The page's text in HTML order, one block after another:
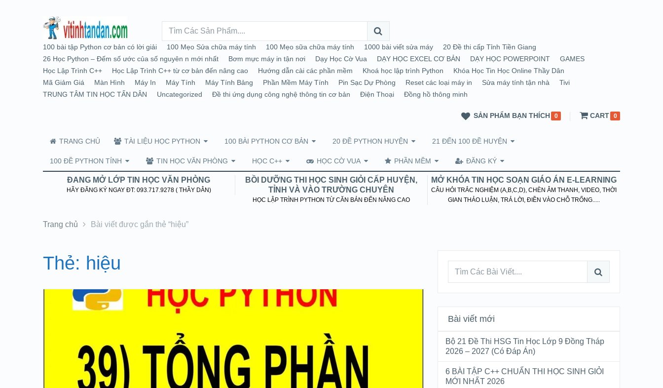
100 bài tập Python cơ bản có lời giải 100 Mẹo Sửa chữa máy tính 100 Mẹo sữa chữa máy tính 1000 bài viết sửa máy
20 Đề thi cấp Tỉnh Tiền Giang
26 Học Python – Đếm số ước của số nguyên n mới nhất
Bơm mực máy in tận nơi Dạy Học Cờ Vua DẠY HỌC EXCEL CƠ BẢN DẠY HỌC POWERPOINT
GAMES
Học Lập Trình C++
Học Lập Trình C++ từ cơ bản đến nâng cao Hướng dẫn cài các phần mềm Khoá học lập trình Python
Khóa Học Tin Học Online Thầy Dân
Mã Giảm Giá
Màn Hình Máy In Máy Tính Máy Tính Bảng Phần Mềm Máy Tính Pin Sạc Dự Phòng Reset các loại máy in Sửa máy tính tận nhà
Tivi
TRUNG TÂM TIN HỌC TẤN DÂN
Uncategorized Đề thi ứng dụng công nghệ thông tin cơ bản Điện Thoại Đồng hồ thông minh
SẢN PHẨM BẠN THÍCH 0 CART 0
TRANG CHỦ TÀI LIỆU HỌC PYTHON 100 BÀI PYTHON CƠ BẢN 20 ĐỀ PYTHON HUYỆN 21 ĐẾN 100 ĐỀ HUYỆN
100 ĐỀ PYTHON TỈNH TIN HỌC VĂN PHÒNG HỌC C++ HỌC CỜ VUA PHẦN MỀM ĐĂNG KÝ
ĐANG MỞ LỚP TIN HỌC VĂN PHÒNG
HÃY ĐĂNG KÝ NGAY ĐT: 093.717.9278 ( THẦY DÂN)
BỒI DƯỠNG THI HỌC SINH GIỎI CẤP HUYỆN,
TỈNH VÀ VÀO TRƯỜNG CHUYÊN
HỌC LẬP TRÌNH PYTHON TỪ CĂN BẢN ĐẾN NÂNG CAO
MỞ KHÓA TIN HỌC SOẠN GIÁO ÁN E-LEARNING
CÂU HỎI TRẮC NGHIỆM (A,B,C,D), CHÈN ÂM THANH, VIDEO, THỜI
GIAN THẢO LUẬN, TRẢ LỜI, ĐIỀN VÀO CHỖ TRỐNG.....
Trang chủ Bài viết được gắn thẻ “hiệu”
Thẻ: hiệu
Bài viết mới
Bộ 21 Đề Thi HSG Tin Học Lớp 9 Đồng Tháp
2026 – 2027 (Có Đáp Án)
6 BÀI TẬP C++ CHUẨN THI HỌC SINH GIỎI
MỚI NHẤT 2026